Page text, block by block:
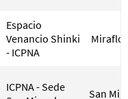
Espacio
Venancio Shinki
- ICPNA
ICPNA - Sede
San